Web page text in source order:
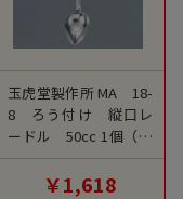
玉虎堂製作所 MA 18-
8 ろう付け 縦口レ
ードル 50cc 1個（ご
注文単位1個）【直送
￥1,618